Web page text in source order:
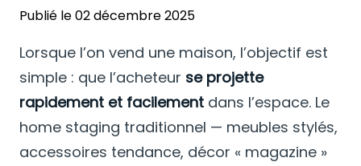
Publié le 02 décembre 2025
Lorsque l’on vend une maison, l’objectif est
simple : que l’acheteur se projette
rapidement et facilement dans l’espace. Le
home staging traditionnel — meubles stylés,
accessoires tendance, décor « magazine »